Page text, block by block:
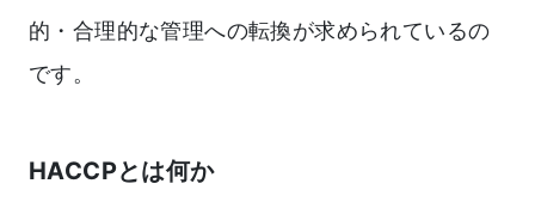
的・合理的な管理への転換が求められているの
です。
HACCPとは何か